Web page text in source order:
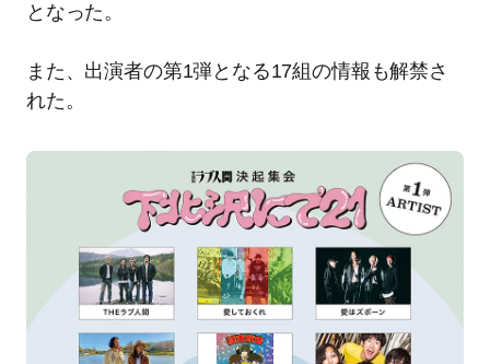
となった。
また、出演者の第1弾となる17組の情報も解禁さ
れた。